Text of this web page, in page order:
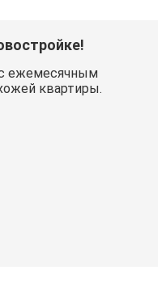
ежемесячным
квартиры.